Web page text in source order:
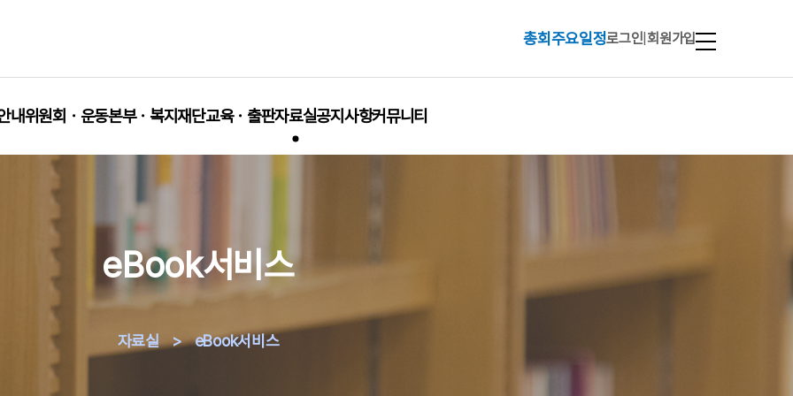
총회주요일정로그인 |회원가입
내위원회ㆍ운동본부ㆍ복지재단교육ㆍ출판자료실공지사항커뮤니티
eBook서비스
자료실 > eBook서비스